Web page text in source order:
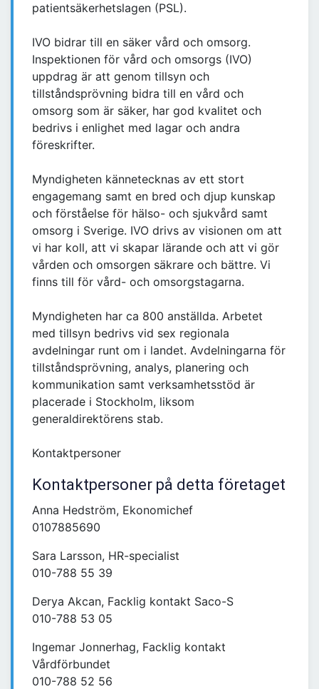
patientsäkerhetslagen (PSL).
IVO bidrar till en säker vård och omsorg.
Inspektionen för vård och omsorgs (IVO)
uppdrag är att genom tillsyn och
tillståndsprövning bidra till en vård och
omsorg som är säker, har god kvalitet och
bedrivs i enlighet med lagar och andra
föreskrifter.
Myndigheten kännetecknas av ett stort
engagemang samt en bred och djup kunskap
och förståelse för hälso- och sjukvård samt
omsorg i Sverige. IVO drivs av visionen om att
vi har koll, att vi skapar lärande och att vi gör
vården och omsorgen säkrare och bättre. Vi
finns till för vård- och omsorgstagarna.
Myndigheten har ca 800 anställda. Arbetet
med tillsyn bedrivs vid sex regionala
avdelningar runt om i landet. Avdelningarna för
tillståndsprövning, analys, planering och
kommunikation samt verksamhetsstöd är
placerade i Stockholm, liksom
generaldirektörens stab.
Kontaktpersoner
Kontaktpersoner på detta företaget
Anna Hedström, Ekonomichef
0107885690
Sara Larsson, HR-specialist
010-788 55 39
Derya Akcan, Facklig kontakt Saco-S
010-788 53 05
Ingemar Jonnerhag, Facklig kontakt
Vårdförbundet
010-788 52 56